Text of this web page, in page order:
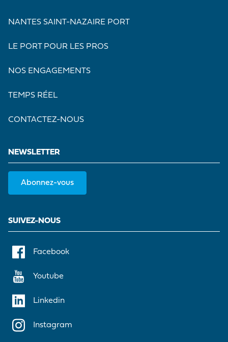
NANTES SAINT-NAZAIRE PORT
LE PORT POUR LES PROS
NOS ENGAGEMENTS
TEMPS RÉEL
CONTACTEZ-NOUS
NEWSLETTER
Abonnez-vous
SUIVEZ-NOUS
Facebook
Youtube
Linkedin
Instagram